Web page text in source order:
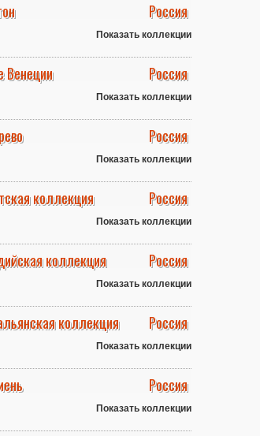
Россия
Показать коллекции
Венеции Россия
Показать коллекции
Россия
Показать коллекции
коллекция Россия
Показать коллекции
коллекция Россия
Показать коллекции
коллекция Россия
Показать коллекции
Россия
Показать коллекции